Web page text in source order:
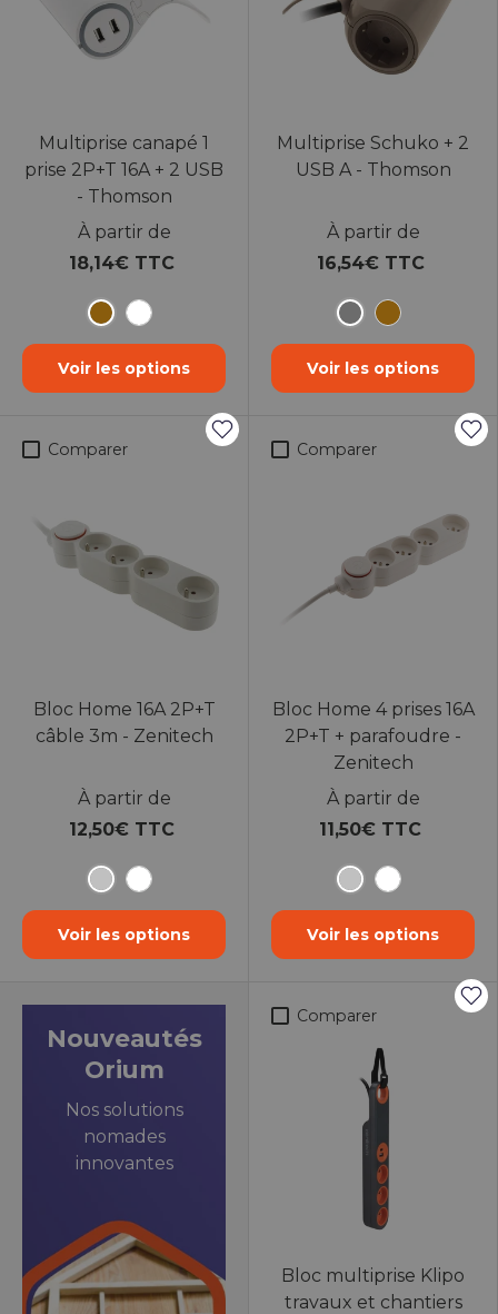
Multiprise canapé 1
prise 2P+T 16A + 2 USB
- Thomson
À partir de
18,14€ TTC
Voir les options
Multiprise Schuko + 2
USB A - Thomson
À partir de
16,54€ TTC
Voir les options
Comparer
Bloc Home 16A 2P+T
câble 3m - Zenitech
À partir de
12,50€ TTC
Voir les options
Comparer
Bloc Home 4 prises 16A
2P+T + parafoudre -
Zenitech
À partir de
11,50€ TTC
Voir les options
Nouveautés
Orium
Nos solutions
nomades
innovantes
Comparer
Bloc multiprise Klipo
travaux et chantiers